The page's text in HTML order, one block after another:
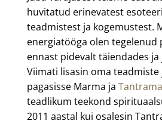
huvitatud erinevatest
teadmistest ja kogemustest.
energiatööga olen tegelenud
ennast pidevalt täiendades
Viimati lisasin oma teadmiste
pagasisse Marma ja
teadlikum teekond
2011 aastal kui osalesin